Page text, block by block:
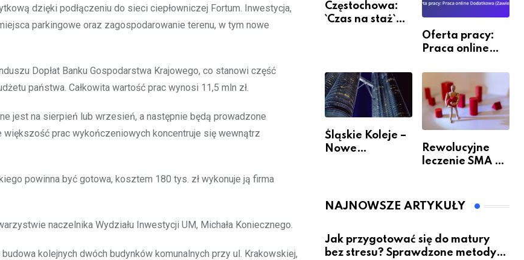
dzięki podłączeniu do sieci ciepłowniczej Fortum. Inwestycja,
parkingowe oraz zagospodarowanie terenu, w tym nowe
Dopłat Banku Gospodarstwa Krajowego, co stanowi część
państwa. Całkowita wartość prac wynosi 11,5 mln zł.
jest na sierpień lub wrzesień, a następnie będą prowadzone
prac wykończeniowych koncentruje się wewnątrz
powinna być gotowa, kosztem 180 tys. zł wykonuje ją firma
naczelnika Wydziału Inwestycji UM, Michała Koniecznego.
kolejnych dwóch budynków komunalnych przy ul. Krakowskiej,
Częstochowa:
`Czas na staż`
Oferta pracy:
Praca online
(Zawiercie)
Śląskie Koleje –
Nowe
Rewolucyjne
leczenie SMA –
pacjentów?
NAJNOWSZE ARTYKUŁY
Jak przygotować się do matury
bez stresu? Sprawdzone metody